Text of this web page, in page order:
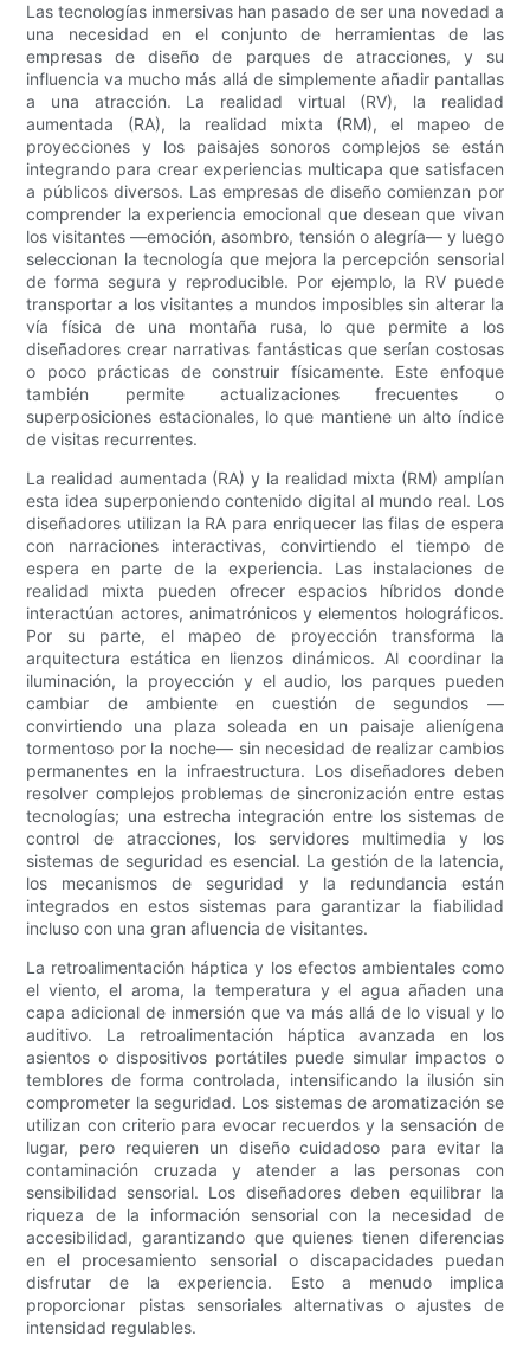
Las tecnologías inmersivas han pasado de ser una novedad a
una necesidad en el conjunto de herramientas de las
empresas de diseño de parques de atracciones, y su
influencia va mucho más allá de simplemente añadir pantallas
a una atracción. La realidad virtual (RV), la realidad
aumentada (RA), la realidad mixta (RM), el mapeo de
proyecciones y los paisajes sonoros complejos se están
integrando para crear experiencias multicapa que satisfacen
a públicos diversos. Las empresas de diseño comienzan por
comprender la experiencia emocional que desean que vivan
los visitantes —emoción, asombro, tensión o alegría— y luego
seleccionan la tecnología que mejora la percepción sensorial
de forma segura y reproducible. Por ejemplo, la RV puede
transportar a los visitantes a mundos imposibles sin alterar la
vía física de una montaña rusa, lo que permite a los
diseñadores crear narrativas fantásticas que serían costosas
o poco prácticas de construir físicamente. Este enfoque
también permite actualizaciones frecuentes o
superposiciones estacionales, lo que mantiene un alto índice
de visitas recurrentes.
La realidad aumentada (RA) y la realidad mixta (RM) amplían
esta idea superponiendo contenido digital al mundo real. Los
diseñadores utilizan la RA para enriquecer las filas de espera
con narraciones interactivas, convirtiendo el tiempo de
espera en parte de la experiencia. Las instalaciones de
realidad mixta pueden ofrecer espacios híbridos donde
interactúan actores, animatrónicos y elementos holográficos.
Por su parte, el mapeo de proyección transforma la
arquitectura estática en lienzos dinámicos. Al coordinar la
iluminación, la proyección y el audio, los parques pueden
cambiar de ambiente en cuestión de segundos —
convirtiendo una plaza soleada en un paisaje alienígena
tormentoso por la noche— sin necesidad de realizar cambios
permanentes en la infraestructura. Los diseñadores deben
resolver complejos problemas de sincronización entre estas
tecnologías; una estrecha integración entre los sistemas de
control de atracciones, los servidores multimedia y los
sistemas de seguridad es esencial. La gestión de la latencia,
los mecanismos de seguridad y la redundancia están
integrados en estos sistemas para garantizar la fiabilidad
incluso con una gran afluencia de visitantes.
La retroalimentación háptica y los efectos ambientales como
el viento, el aroma, la temperatura y el agua añaden una
capa adicional de inmersión que va más allá de lo visual y lo
auditivo. La retroalimentación háptica avanzada en los
asientos o dispositivos portátiles puede simular impactos o
temblores de forma controlada, intensificando la ilusión sin
comprometer la seguridad. Los sistemas de aromatización se
utilizan con criterio para evocar recuerdos y la sensación de
lugar, pero requieren un diseño cuidadoso para evitar la
contaminación cruzada y atender a las personas con
sensibilidad sensorial. Los diseñadores deben equilibrar la
riqueza de la información sensorial con la necesidad de
accesibilidad, garantizando que quienes tienen diferencias
en el procesamiento sensorial o discapacidades puedan
disfrutar de la experiencia. Esto a menudo implica
proporcionar pistas sensoriales alternativas o ajustes de
intensidad regulables.